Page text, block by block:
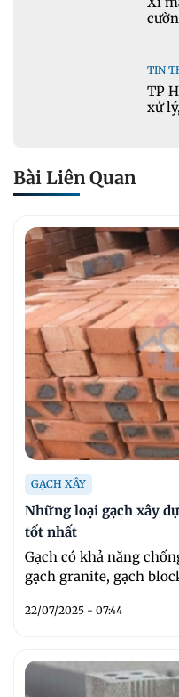
TIN
TP
xử
Bài Liên Quan
GẠCH XÂY
Những loại gạch xây
tốt nhất
Gạch có khả năng
gạch granite, gạch
22/07/2025 - 07:44